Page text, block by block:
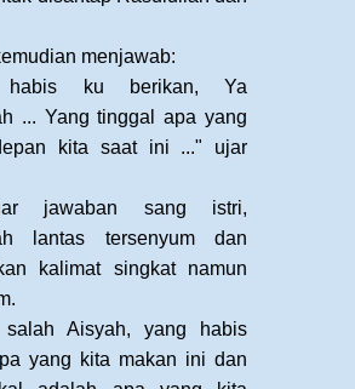
menjawab:
habis ku berikan, Ya
... Yang tinggal apa yang
kita saat ini ..." ujar
jawaban sang istri,
lantas tersenyum dan
kalimat singkat namun
salah Aisyah, yang habis
yang kita makan ini dan